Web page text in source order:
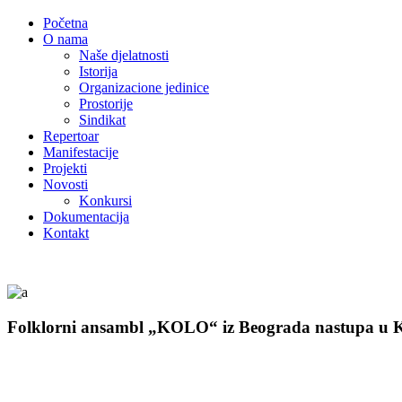
Početna
O nama
Naše djelatnosti
Istorija
Organizacione jedinice
Prostorije
Sindikat
Repertoar
Manifestacije
Projekti
Novosti
Konkursi
Dokumentacija
Kontakt
Folklorni ansambl „KOLO“ iz Beograda nastupa u